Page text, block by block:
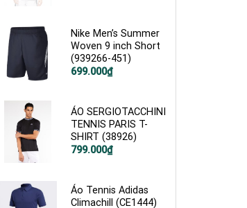
599.000₫.
Nike Men’s Summer
Woven 9 inch Short
(939266-451)
Giá
699.000₫
Giá
699.000₫.
ÁO SERGIOTACCHINI
TENNIS PARIS T-
SHIRT (38926)
799.000₫
Áo Tennis Adidas
Climachill (CE1444)